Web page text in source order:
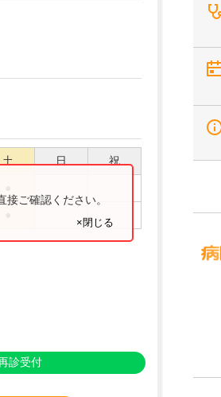
土 日 祝
ご確認ください。
×閉じる
診受付